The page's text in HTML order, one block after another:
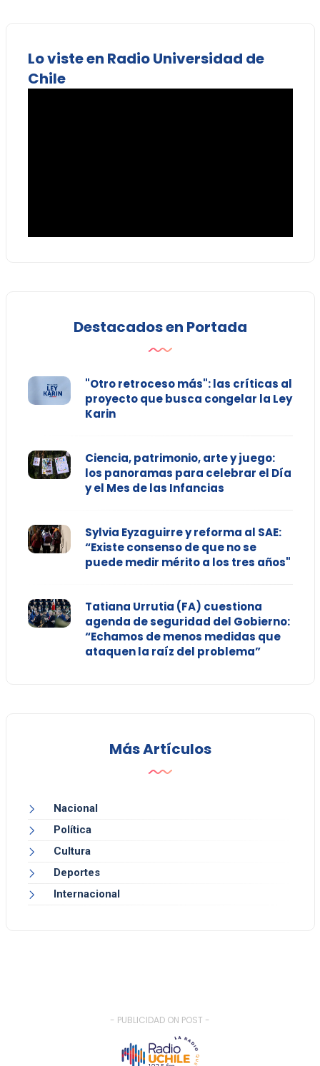
Lo viste en Radio Universidad de
Chile
Destacados en Portada
"Otro retroceso más": las críticas al
proyecto que busca congelar la Ley
Karin
Ciencia, patrimonio, arte y juego:
los panoramas para celebrar el Día
y el Mes de las Infancias
Sylvia Eyzaguirre y reforma al SAE:
“Existe consenso de que no se
puede medir mérito a los tres años"
Tatiana Urrutia (FA) cuestiona
agenda de seguridad del Gobierno:
“Echamos de menos medidas que
ataquen la raíz del problema”
Más Artículos
Nacional
Política
Cultura
Deportes
Internacional
- PUBLICIDAD ON POST -